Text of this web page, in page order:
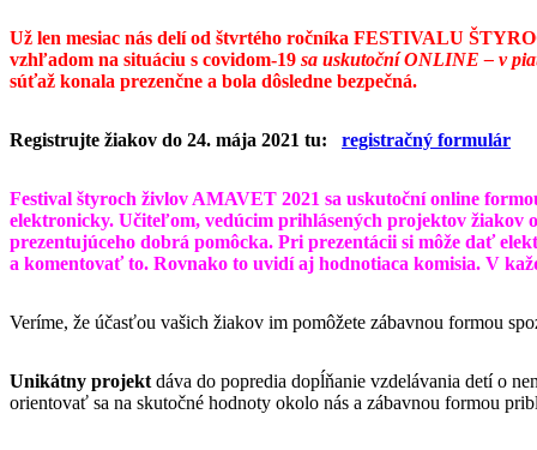
Už len mesiac nás delí od štvrtého ročníka FESTIVALU
vzhľadom na situáciu s covidom-19 sa uskutoční ONLINE – v
súťaž konala prezenčne a bola dôsledne bezpečná.
Registrujte žiakov do 24. mája 2021 tu: registračný formulár
Festival štyroch živlov AMAVET 2021 sa uskutoční online
elektronicky. Učiteľom, vedúcim prihlásených projektov žiakov
prezentujúceho dobrá pomôcka. Pri prezentácii si môže dať
a komentovať to. Rovnako to uvidí aj hodnotiaca komisia. V
Veríme, že účasťou vašich žiakov im pomôžete zábavnou formou
Unikátny projekt dáva do popredia dopĺňanie vzdelávania detí o
orientovať sa na skutočné hodnoty okolo nás a zábavnou formou